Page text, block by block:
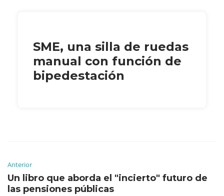
SME, una silla de ruedas
manual con función de
bipedestación
Anterior
Un libro que aborda el "incierto" futuro de
las pensiones públicas